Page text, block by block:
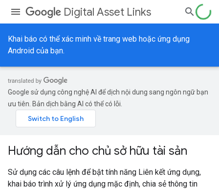
Digital Asset Links
Khai báo có thể xác minh về trang web hoặc ứng dụng
Android của bạn.
Google sử dụng công nghệ AI để dịch nội dung sang ngôn ngữ bạn
ưu tiên. Bản dịch bằng AI có thể có lỗi.
Hướng dẫn cho chủ sở hữu tài sản
Sử dụng các câu lệnh để bật tính năng Liên kết ứng dụng,
khai báo trình xử lý ứng dụng mặc định, chia sẻ thông tin